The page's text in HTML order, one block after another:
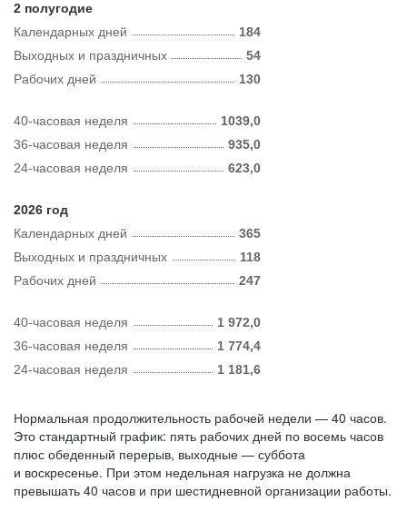
2 полугодие
Календарных дней
184
Рабочих дней 130
Выходных и праздничных 54
40-часовая неделя
1039,0
36-часовая неделя
935,0
24-часовая неделя
623,0
2026 год
Календарных дней
365
Рабочих дней 247
Выходных и праздничных 118
40-часовая неделя
1 972,0
36-часовая неделя
1 774,4
24-часовая неделя
1 181,6
Нормальная продолжительность рабочей недели — 40 часов.
Это стандартный график: пять рабочих дней по восемь часов
плюс обеденный перерыв, выходные — суббота
и воскресенье. При этом недельная нагрузка не должна
превышать 40 часов и при шестидневной организации работы.